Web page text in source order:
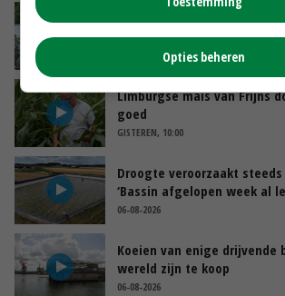
Oekraïne-vlogger Kees
de ambassade mag zelf
GISTEREN, 12:00
Limburgse mais van Frijns
goed
GISTEREN, 10:00
Droogte veroorzaakt
‘Bassin afgelopen week al
06-08-2026
Koeien van enige drijvende
wereld zijn te koop
06-08-2026
Opties beheren